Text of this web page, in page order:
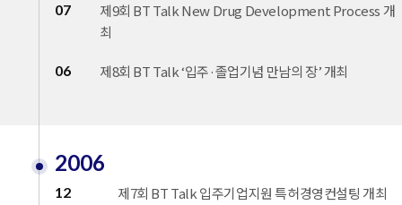
07
제9회 BT Talk New Drug Development Process 개
최
06 제8회 BT Talk ‘입주·졸업기념 만남의 장’ 개최
2006
12 제7회 BT Talk 입주기업지원 특허경영컨설팅 개최